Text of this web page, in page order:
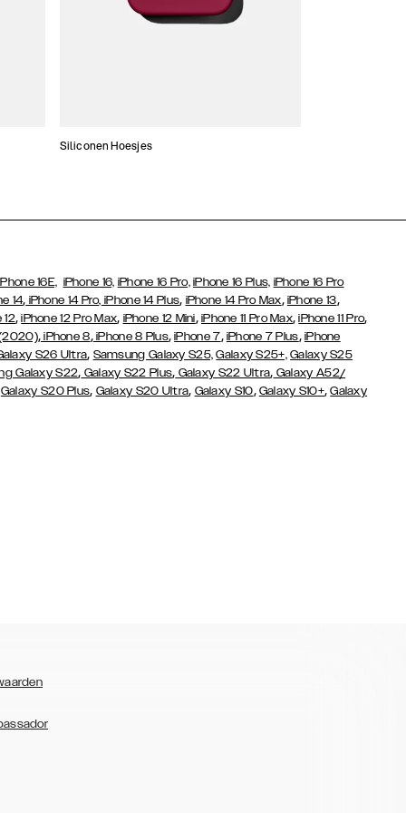
Siliconen Hoesjes
16E, iPhone 16, iPhone 16 Pro, iPhone 16 Plus, iPhone 16 Pro
14, iPhone 14 Pro, iPhone 14 Plus, iPhone 14 Pro Max, iPhone 13,
12,iPhone 12 Pro Max, iPhone 12 Mini, iPhone 11 Pro Max,iPhone 11 Pro,
,iPhone 8,iPhone 8 Plus,iPhone 7, iPhone 7 Plus, iPhone
S26 Ultra, Samsung Galaxy S25, Galaxy S25+, Galaxy S25
Galaxy S22, Galaxy S22 Plus, Galaxy S22 Ultra, Galaxy A52/
Galaxy S20 Plus, Galaxy S20 Ultra, Galaxy S10, Galaxy S10+,Galaxy